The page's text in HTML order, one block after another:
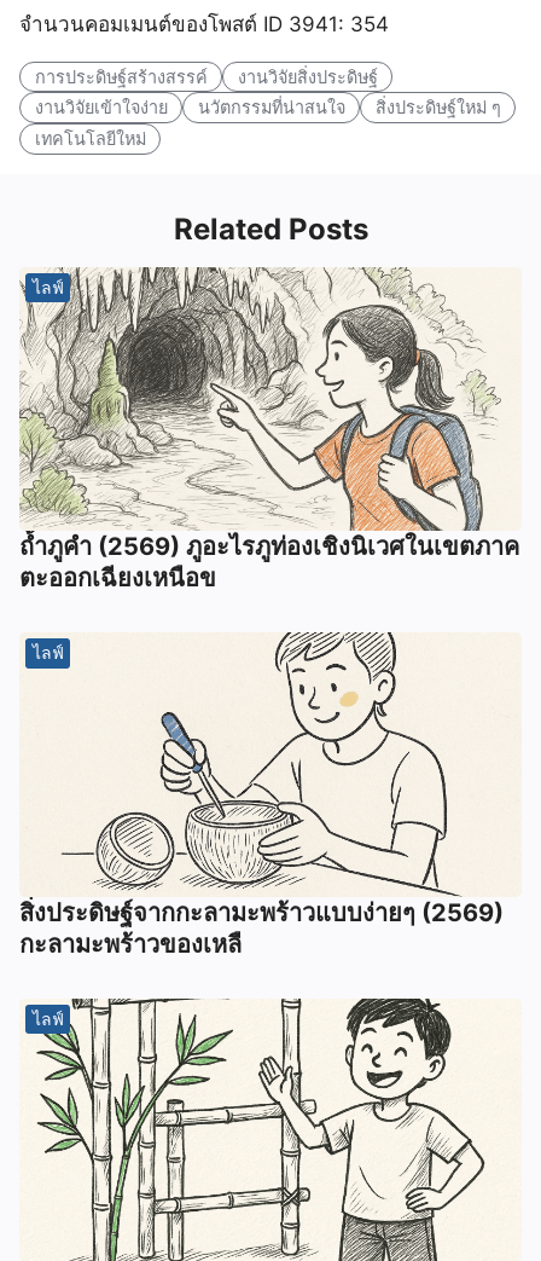
จำนวนคอมเมนต์ของโพสต์ ID 3941: 354
การประดิษฐ์สร้างสรรค์
งานวิจัยสิ่งประดิษฐ์
งานวิจัยเข้าใจง่าย
นวัตกรรมที่น่าสนใจ
สิ่งประดิษฐ์ใหม่ ๆ
เทคโนโลยีใหม่
Related Posts
ไลฟ์
ถ้ำภูคำ (2569) ภูอะไรภูท่องเชิงนิเวศในเขตภาค
ตะออกเฉียงเหนือข
ไลฟ์
สิ่งประดิษฐ์จากกะลามะพร้าวแบบง่ายๆ (2569)
กะลามะพร้าวของเหลื
ไลฟ์